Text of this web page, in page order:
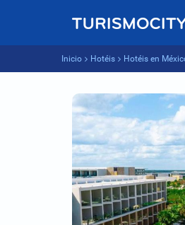
Inicio Hotéis Hotéis en